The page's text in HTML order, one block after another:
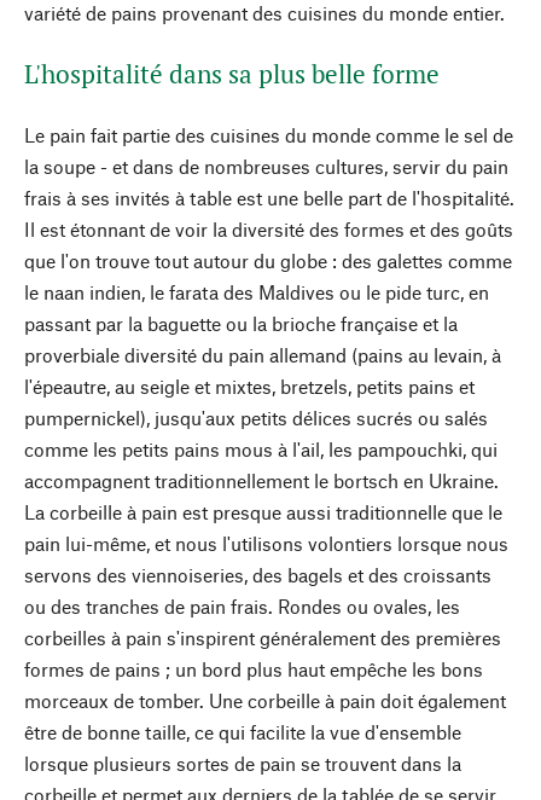
variété de pains provenant des cuisines du monde entier.
L'hospitalité dans sa plus belle forme
Le pain fait partie des cuisines du monde comme le sel de
la soupe - et dans de nombreuses cultures, servir du pain
frais à ses invités à table est une belle part de l'hospitalité.
Il est étonnant de voir la diversité des formes et des goûts
que l'on trouve tout autour du globe : des galettes comme
le naan indien, le farata des Maldives ou le pide turc, en
passant par la baguette ou la brioche française et la
proverbiale diversité du pain allemand (pains au levain, à
l'épeautre, au seigle et mixtes, bretzels, petits pains et
pumpernickel), jusqu'aux petits délices sucrés ou salés
comme les petits pains mous à l'ail, les pampouchki, qui
accompagnent traditionnellement le bortsch en Ukraine.
La corbeille à pain est presque aussi traditionnelle que le
pain lui-même, et nous l'utilisons volontiers lorsque nous
servons des viennoiseries, des bagels et des croissants
ou des tranches de pain frais. Rondes ou ovales, les
corbeilles à pain s'inspirent généralement des premières
formes de pains ; un bord plus haut empêche les bons
morceaux de tomber. Une corbeille à pain doit également
être de bonne taille, ce qui facilite la vue d'ensemble
lorsque plusieurs sortes de pain se trouvent dans la
corbeille et permet aux derniers de la tablée de se servir